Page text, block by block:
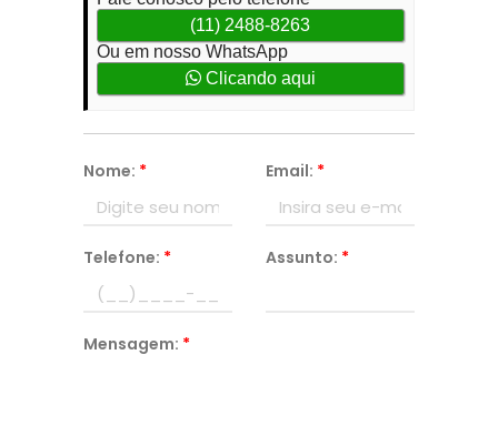
(11) 2488-8263
Ou em nosso WhatsApp
Clicando aqui
Nome: * Email: *
Telefone: * Assunto: *
Mensagem: *